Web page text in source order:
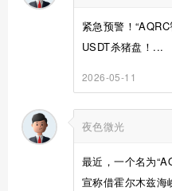
紧急预警！
USDT杀猪盘！...
2026-05-11
夜色微光
最近，一个名为
宣称借霍尔木兹海